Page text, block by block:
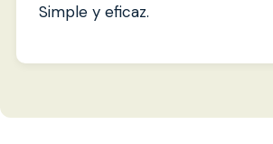
Simple y eficaz.